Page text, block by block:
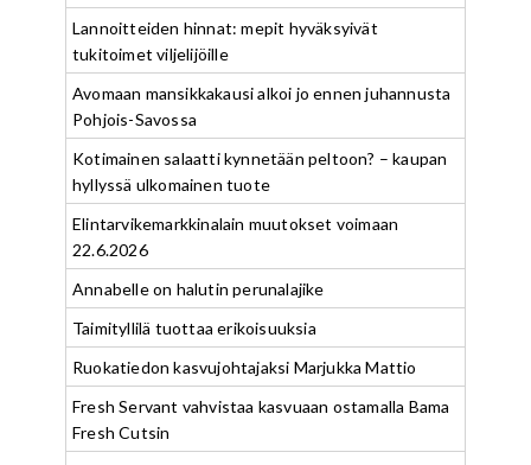
Lannoitteiden hinnat: mepit hyväksyivät
tukitoimet viljelijöille
Avomaan mansikkakausi alkoi jo ennen juhannusta
Pohjois-Savossa
Kotimainen salaatti kynnetään peltoon? – kaupan
hyllyssä ulkomainen tuote
Elintarvikemarkkinalain muutokset voimaan
22.6.2026
Annabelle on halutin perunalajike
Taimityllilä tuottaa erikoisuuksia
Ruokatiedon kasvujohtajaksi Marjukka Mattio
Fresh Servant vahvistaa kasvuaan ostamalla Bama
Fresh Cutsin